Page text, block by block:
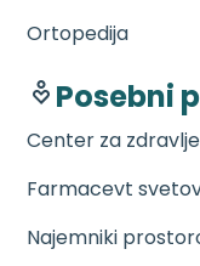
Ortopedija
Posebni
Center za
Farmacevt
Najemniki